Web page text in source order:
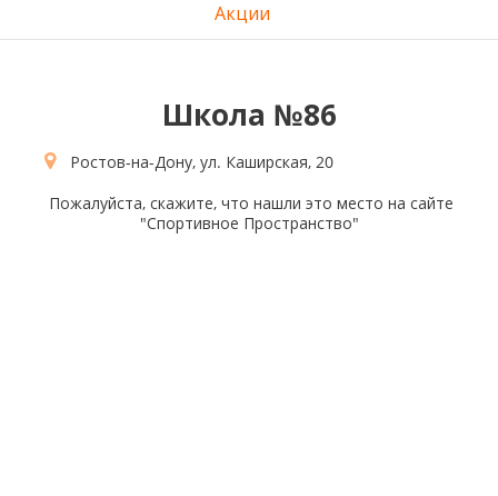
Акции
Школа №86
Ростов-на-Дону, ул. Каширская, 20
Пожалуйста, скажите, что нашли это место на сайте
"Спортивное Пространство"